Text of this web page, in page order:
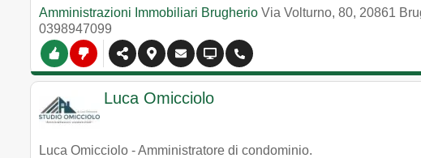
Amministrazioni Immobiliari Brugherio Via Volturno, 80, 20861
0398947099
Luca Omicciolo
Luca Omicciolo - Amministratore di condominio.